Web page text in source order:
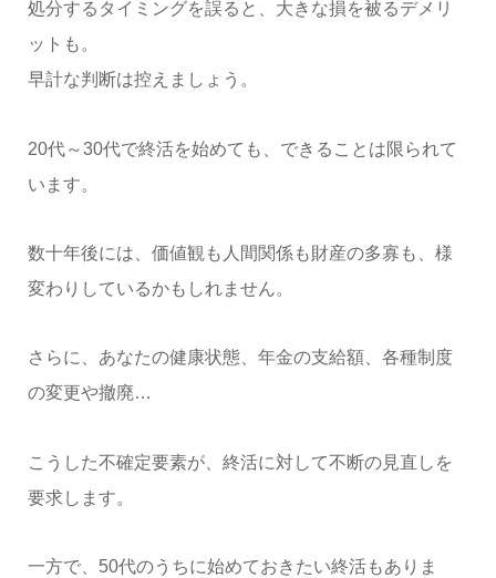
処分するタイミングを誤ると、大きな損を被るデメリ
ットも。
早計な判断は控えましょう。
20代～30代で終活を始めても、できることは限られて
います。
数十年後には、価値観も人間関係も財産の多寡も、様
変わりしているかもしれません。
さらに、あなたの健康状態、年金の支給額、各種制度
の変更や撤廃…
こうした不確定要素が、終活に対して不断の見直しを
要求します。
一方で、50代のうちに始めておきたい終活もありま